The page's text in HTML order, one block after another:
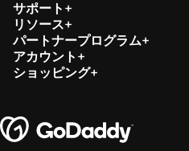
サポート
リソース
パートナープログラム
アカウント
ショッピング